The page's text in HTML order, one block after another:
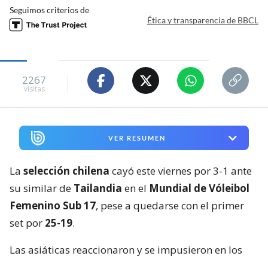
Seguimos criterios de
Ética y transparencia de BBCL
2267
visitas
VER RESUMEN
La selección chilena cayó este viernes por 3-1 ante
su similar de Tailandia en el Mundial de Vóleibol
Femenino Sub 17, pese a quedarse con el primer
set por 25-19.
Las asiáticas reaccionaron y se impusieron en los